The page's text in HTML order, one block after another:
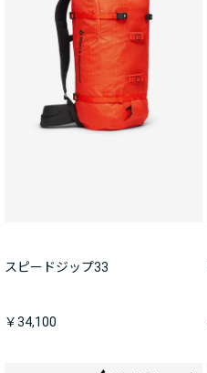
スピードジップ33
￥34,100